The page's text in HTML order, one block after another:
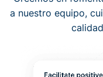
a nuestro equipo,